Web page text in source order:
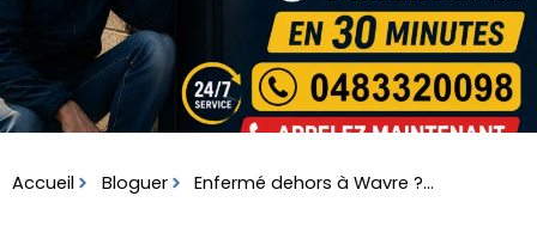
Accueil Bloguer Enfermé dehors à Wavre ?...